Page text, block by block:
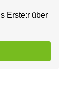
Erste:r über